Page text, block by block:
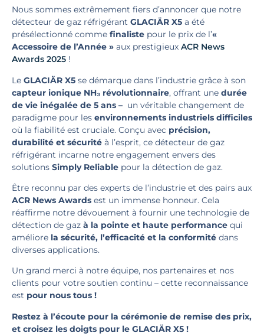
Nous sommes extrêmement fiers d’annoncer que notre
détecteur de gaz réfrigérant GLACIÄR X5 a été
présélectionné comme finaliste pour le prix de l’«
Accessoire de l’Année » aux prestigieux ACR News
Awards 2025 !
Le GLACIÄR X5 se démarque dans l’industrie grâce à son
capteur ionique NH₃ révolutionnaire, offrant une durée
de vie inégalée de 5 ans – un véritable changement de
paradigme pour les environnements industriels difficiles
où la fiabilité est cruciale. Conçu avec précision,
durabilité et sécurité à l’esprit, ce détecteur de gaz
réfrigérant incarne notre engagement envers des
solutions Simply Reliable pour la détection de gaz.
Être reconnu par des experts de l’industrie et des pairs aux
ACR News Awards est un immense honneur. Cela
réaffirme notre dévouement à fournir une technologie de
détection de gaz à la pointe et haute performance qui
améliore la sécurité, l’efficacité et la conformité dans
diverses applications.
Un grand merci à notre équipe, nos partenaires et nos
clients pour votre soutien continu – cette reconnaissance
est pour nous tous !
Restez à l’écoute pour la cérémonie de remise des prix,
et croisez les doigts pour le GLACIÄR X5 !